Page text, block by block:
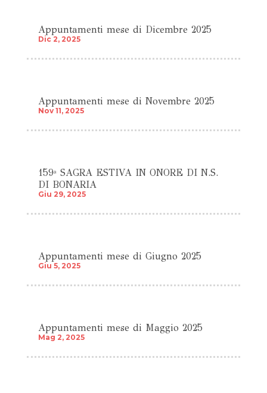
Appuntamenti mese di Dicembre 2025
Dic 2, 2025
Appuntamenti mese di Novembre 2025
Nov 11, 2025
159ª SAGRA ESTIVA IN ONORE DI N.S.
DI BONARIA
Giu 29, 2025
Appuntamenti mese di Giugno 2025
Giu 5, 2025
Appuntamenti mese di Maggio 2025
Mag 2, 2025